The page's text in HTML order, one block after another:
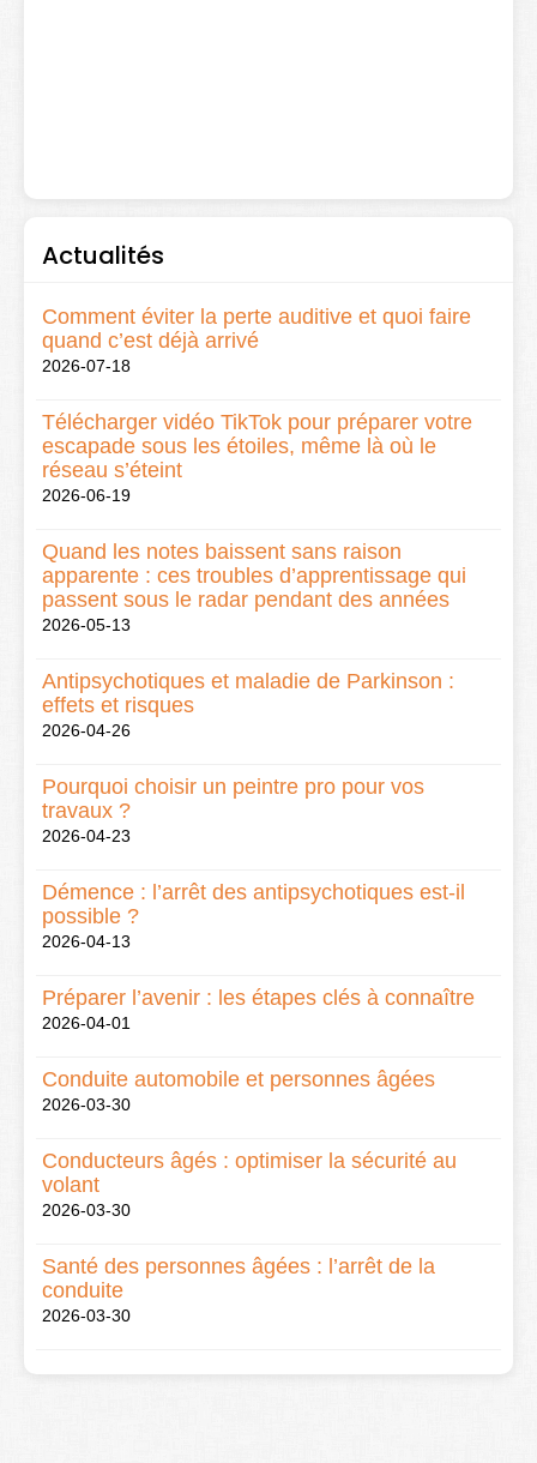
Actualités
Comment éviter la perte auditive et quoi faire
quand c’est déjà arrivé
2026-07-18
Télécharger vidéo TikTok pour préparer votre
escapade sous les étoiles, même là où le
réseau s’éteint
2026-06-19
Quand les notes baissent sans raison
apparente : ces troubles d’apprentissage qui
passent sous le radar pendant des années
2026-05-13
Antipsychotiques et maladie de Parkinson :
effets et risques
2026-04-26
Pourquoi choisir un peintre pro pour vos
travaux ?
2026-04-23
Démence : l’arrêt des antipsychotiques est-il
possible ?
2026-04-13
Préparer l’avenir : les étapes clés à connaître
2026-04-01
Conduite automobile et personnes âgées
2026-03-30
Conducteurs âgés : optimiser la sécurité au
volant
2026-03-30
Santé des personnes âgées : l’arrêt de la
conduite
2026-03-30